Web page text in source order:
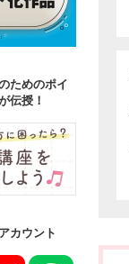
ためのポイ
伝授！
カウント